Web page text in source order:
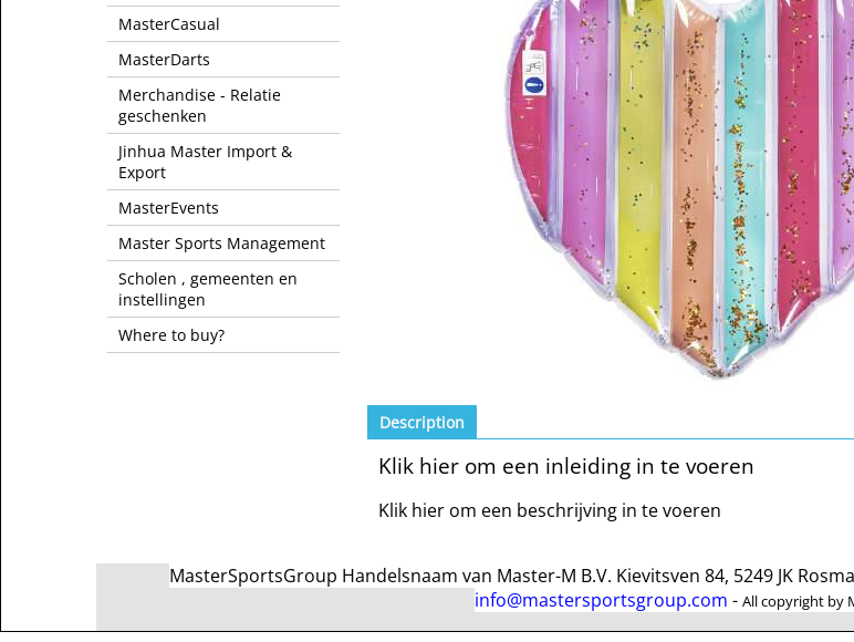
MasterCasual
MasterDarts
Merchandise - Relatie
geschenken
Jinhua Master Import &
Export
MasterEvents
Master Sports Management
Scholen , gemeenten en
instellingen
Where to buy?
Description
Klik hier om een inleiding in te voeren
Klik hier om een beschrijving in te voeren
MasterSportsGroup Handelsnaam van Master-M B.V. Kievitsven 84, 5249 JK
info@mastersportsgroup.com - All copyright by